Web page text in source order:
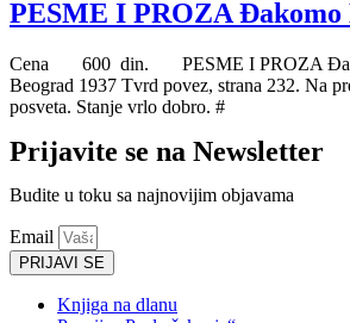
PESME I PROZA Đakomo
Cena 600 din. PESME I PROZA
Beograd 1937 Tvrd povez, strana 232. Na
posveta. Stanje vrlo dobro. #
Prijavite se na Newsletter
Budite u toku sa najnovijim objavama
Email
PRIJAVI SE
Knjiga na dlanu